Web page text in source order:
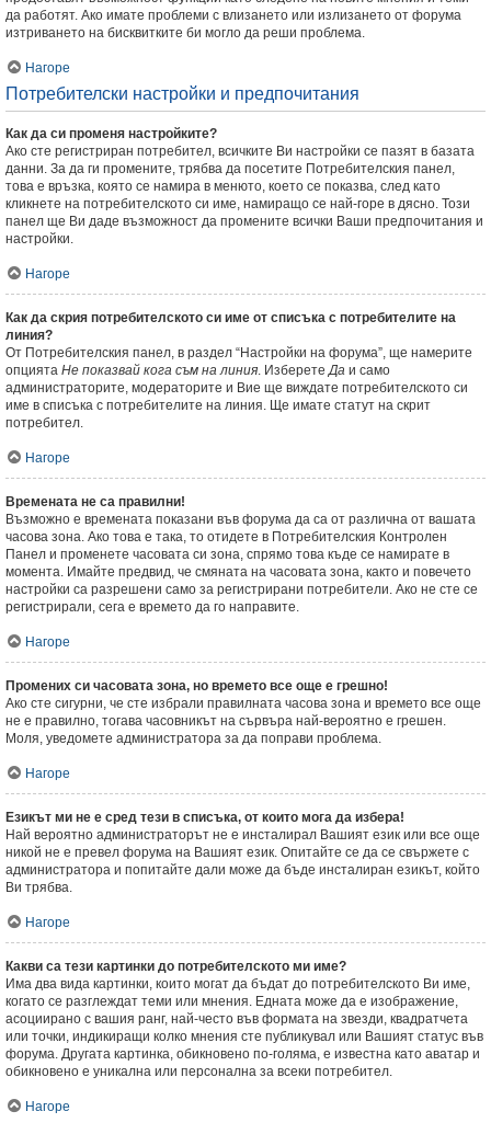
да работят. Ако имате проблеми с влизането или излизането от форума
изтриването на бисквитките би могло да реши проблема.
Нагоре
Потребителски настройки и предпочитания
Как да си променя настройките?
Ако сте регистриран потребител, всичките Ви настройки се пазят в базата
данни. За да ги промените, трябва да посетите Потребителския панел,
това е връзка, която се намира в менюто, което се показва, след като
кликнете на потребителското си име, намиращо се най-горе в дясно. Този
панел ще Ви даде възможност да промените всички Ваши предпочитания и
настройки.
Нагоре
Как да скрия потребителското си име от списъка с потребителите на
линия?
От Потребителския панел, в раздел “Настройки на форума”, ще намерите
опцията Не показвай кога съм на линия. ИзберетеДа и само
администраторите, модераторите и Вие ще виждате потребителското си
име в списъка с потребителите на линия. Ще имате статут на скрит
потребител.
Нагоре
Времената не са правилни!
Възможно е времената показани във форума да са от различна от вашата
часова зона. Ако това е така, то отидете в Потребителския Контролен
Панел и променете часовата си зона, спрямо това къде се намирате в
момента. Имайте предвид, че смяната на часовата зона, както и повечето
настройки са разрешени само за регистрирани потребители. Ако не сте се
регистрирали, сега е времето да го направите.
Нагоре
Промених си часовата зона, но времето все още е грешно!
Ако сте сигурни, че сте избрали правилната часова зона и времето все още
не е правилно, тогава часовникът на сървъра най-вероятно е грешен.
Моля, уведомете администратора за да поправи проблема.
Нагоре
Езикът ми не е сред тези в списъка, от които мога да избера!
Най вероятно администраторът не е инсталирал Вашият език или все още
никой не е превел форума на Вашият език. Опитайте се да се свържете с
администратора и попитайте дали може да бъде инсталиран езикът, който
Ви трябва.
Нагоре
Какви са тези картинки до потребителското ми име?
Има два вида картинки, които могат да бъдат до потребителското Ви име,
когато се разглеждат теми или мнения. Едната може да е изображение,
асоциирано с вашия ранг, най-често във формата на звезди, квадратчета
или точки, индикиращи колко мнения сте публикувал или Вашият статус във
форума. Другата картинка, обикновено по-голяма, е известна като аватар и
обикновено е уникална или персонална за всеки потребител.
Нагоре